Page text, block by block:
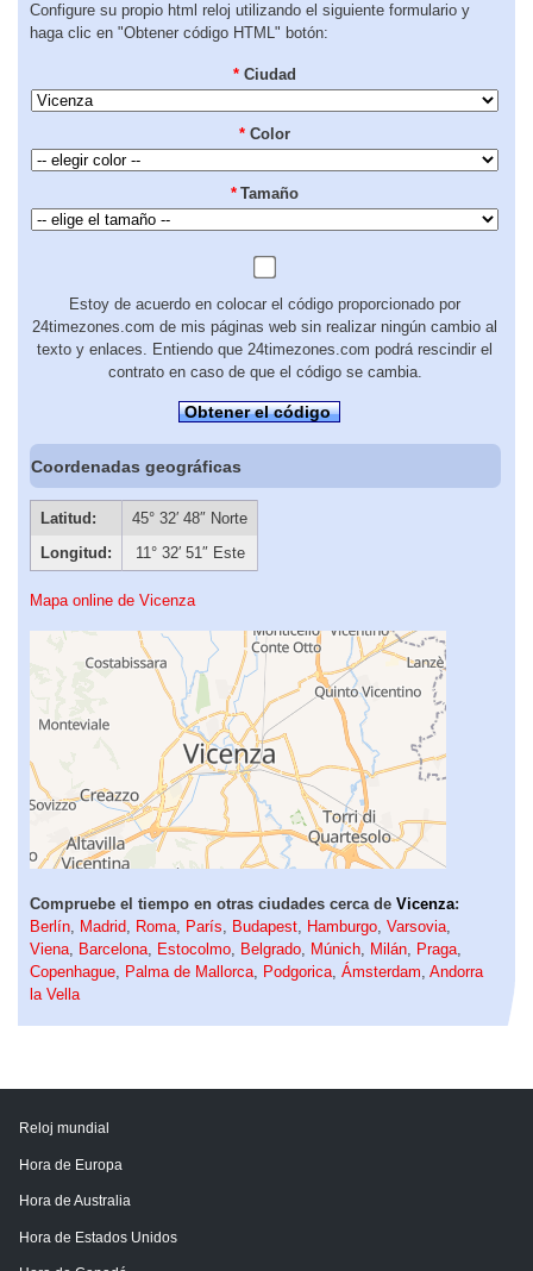
Configure su propio html reloj utilizando el siguiente formulario y
haga clic en "Obtener código HTML" botón:
* Ciudad
* Color
* Tamaño
Estoy de acuerdo en colocar el código proporcionado por
24timezones.com de mis páginas web sin realizar ningún cambio al
texto y enlaces. Entiendo que 24timezones.com podrá rescindir el
contrato en caso de que el código se cambia.
Obtener el código
Coordenadas geográficas
Latitud:
45° 32′ 48″ Norte
Longitud:
11° 32′ 51″ Este
Mapa online de Vicenza
Compruebe el tiempo en otras ciudades cerca de Vicenza:
Berlín
Madrid Roma París Budapest Hamburgo Varsovia
Viena
Barcelona Estocolmo Belgrado Múnich Milán Praga
Copenhague
Palma de Mallorca Podgorica Ámsterdam Andorra
la Vella
Reloj mundial
Hora de Europa
Hora de Australia
Hora de Estados Unidos